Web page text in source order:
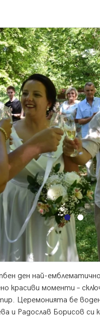
ден най-
красиви моменти –
Церемонията бе
и Радослав Борисов си